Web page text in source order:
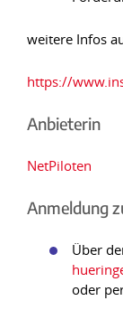
weitere Infos
https://
Anbieterin
NetPiloten
Anmeldung
Über
oder